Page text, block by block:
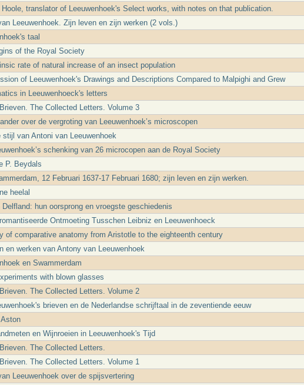
translator of Leeuwenhoek's Select works, with notes on that publication.
Leeuwenhoek. Zijn leven en zijn werken (2 vols.)
taal
of the Royal Society
rate of natural increase of an insect population
of Leeuwenhoek's Drawings and Descriptions Compared to Malpighi and Grew
in Leeuwenhoeck's letters
The Collected Letters. Volume 3
over de vergroting van Leeuwenhoek’s microscopen
stijl van Antoni van Leeuwenhoek
schenking van 26 microcopen aan de Royal Society
P. Beydals
12 Februari 1637-17 Februari 1680; zijn leven en zijn werken.
heelal
Delfland: hun oorsprong en vroegste geschiedenis
Ontmoeting Tusschen Leibniz en Leeuwenhoeck
of comparative anatomy from Aristotle to the eighteenth century
en werken van Antony van Leeuwenhoek
en Swammerdam
with blown glasses
The Collected Letters. Volume 2
brieven en de Nederlandse schrijftaal in de zeventiende eeuw
en Wijnroeien in Leeuwenhoek's Tijd
The Collected Letters.
The Collected Letters. Volume 1
Leeuwenhoek over de spijsvertering